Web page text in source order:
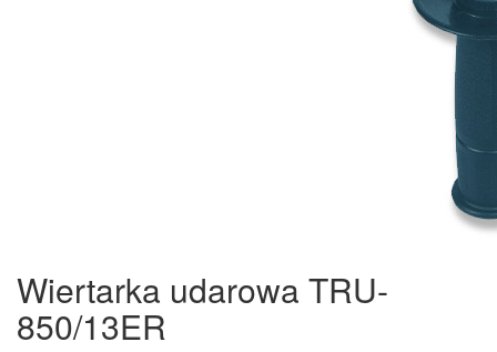
Wiertarka udarowa TRU-
850/13ER